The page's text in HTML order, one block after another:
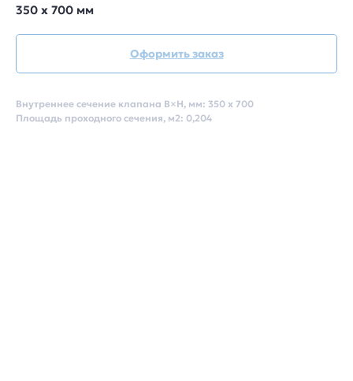
350 х 700 мм
Оформить заказ
Внутреннее сечение клапана B×H, мм: 350 х 700
Площадь проходного сечения, м2: 0,204